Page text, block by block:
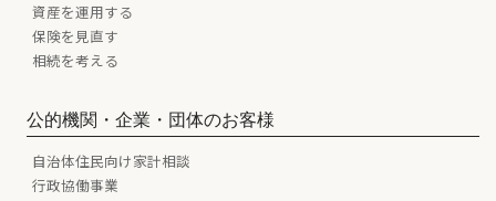
資産を運用する
保険を見直す
相続を考える
公的機関・企業・団体のお客様
自治体住民向け家計相談
行政協働事業